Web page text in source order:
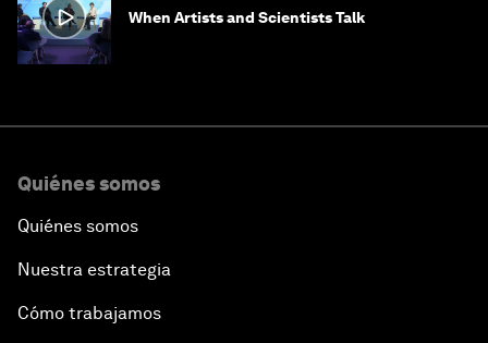
When Artists and Scientists Talk
Quiénes somos
Quiénes somos
Nuestra estrategia
Cómo trabajamos